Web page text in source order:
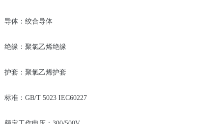
导体：绞合导体
绝缘：聚氯乙烯绝缘
护套：聚氯乙烯护套
标准：GB/T 5023 IEC60227